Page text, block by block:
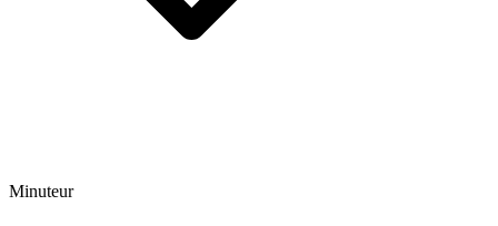
Minuteur